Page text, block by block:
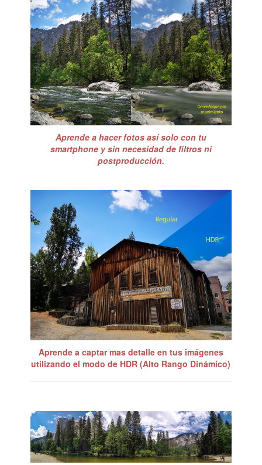
Aprende a hacer fotos así solo con tu
smartphone y sin necesidad de filtros ni
postproducción.
Aprende a captar mas detalle en tus imágenes
utilizando el modo de HDR (Alto Rango Dinámico)